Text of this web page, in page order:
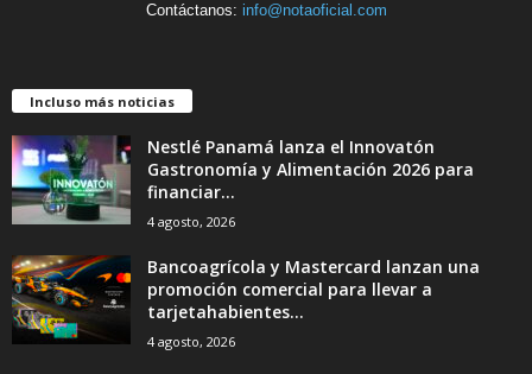
Contáctanos: info@notaoficial.com
Incluso más noticias
Nestlé Panamá lanza el Innovatón
Gastronomía y Alimentación 2026 para
financiar...
4 agosto, 2026
Bancoagrícola y Mastercard lanzan una
promoción comercial para llevar a
tarjetahabientes...
4 agosto, 2026